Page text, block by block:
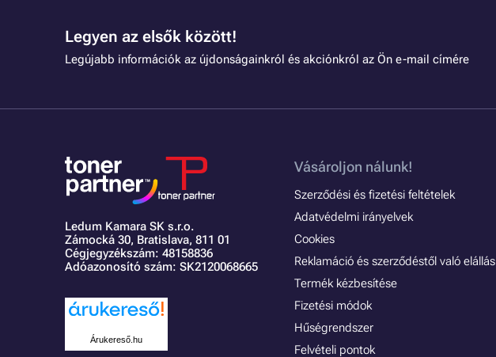
Legyen az elsők között!
Legújabb információk az újdonságainkról és akciónkról az Ön e-mail címére
Ledum Kamara SK s.r.o.
Zámocká 30, Bratislava, 811 01
Cégjegyzékszám: 48158836
Adóazonosító szám: SK2120068665
Árukereső.hu
Vásároljon nálunk!
Szerződési és fizetési feltételek
Adatvédelmi irányelvek
Cookies
Reklamáció és szerződéstől való elállás
Termék kézbesítése
Fizetési módok
Hűségrendszer
Felvételi pontok